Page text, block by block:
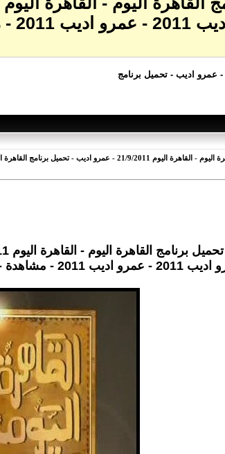
القاهرة اليوم - حمدين صباحى